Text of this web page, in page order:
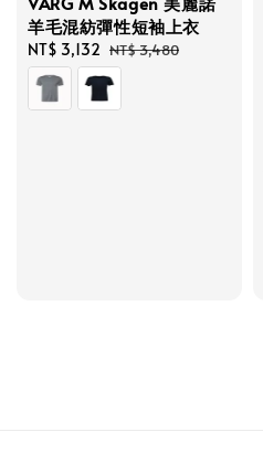
羊毛混紡彈性短袖上衣
Sale
price
NT$ 3,132 Regular
price
NT$ 3,480